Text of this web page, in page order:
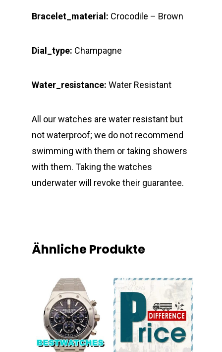
Bracelet_material: Crocodile – Brown
Dial_type: Champagne
Water_resistance: Water Resistant
All our watches are water resistant but
not waterproof; we do not recommend
swimming with them or taking showers
with them. Taking the watches
underwater will revoke their guarantee.
Ähnliche Produkte